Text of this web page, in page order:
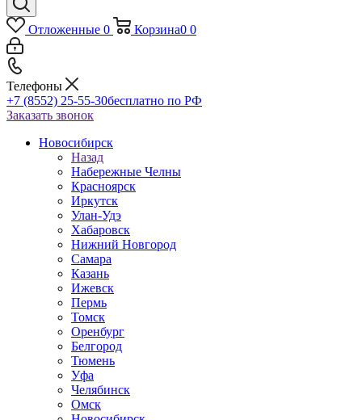
Отложенные 0 Корзина0 0
Телефоны
+7 (8552) 25-55-30бесплатно по РФ
Заказать звонок
Новосибирск
Назад
Набережные Челны
Красноярск
Иркутск
Улан-Удэ
Хабаровск
Нижний Новгород
Самара
Казань
Ижевск
Пермь
Томск
Оренбург
Белгород
Тюмень
Уфа
Челябинск
Омск